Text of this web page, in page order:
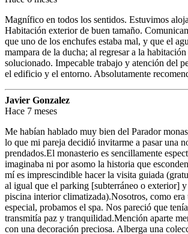
Magnífico en todos los sentidos. Estuvimos
Habitación exterior de buen tamaño.
que uno de los enchufes estaba mal, y que el
mampara de la ducha; al regresar a la
solucionado. Impecable trabajo y atención del
el edificio y el entorno. Absolutamente
Javier Gonzalez
Hace 7 meses
Me habían hablado muy bien del Parador
lo que mi pareja decidió invitarme a pasar una
prendados.El monasterio es sencillamente
imaginaba ni por asomo la historia que
mí es imprescindible hacer la visita guiada
al igual que el parking [subterráneo o exterior] y
piscina interior climatizada).Nosotros, como era
especial, probamos el spa. Nos pareció que
transmitía paz y tranquilidad.Mención aparte
con una decoración preciosa. Alberga una